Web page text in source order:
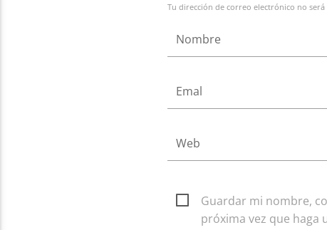
Tu dirección de correo electrónico no será
Guardar mi nombre,
próxima vez que haga